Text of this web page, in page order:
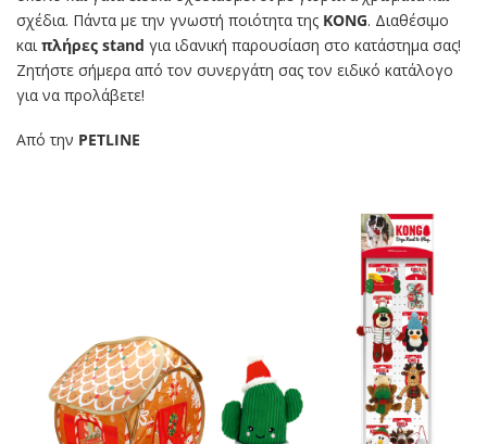
σχέδια. Πάντα με την γνωστή ποιότητα της KONG. Διαθέσιμο
καιπλήρες stand για ιδανική παρουσίαση στο κατάστημα σας!
Ζητήστε σήμερα από τον συνεργάτη σας τον ειδικό κατάλογο
για να προλάβετε!
Από την PETLINE